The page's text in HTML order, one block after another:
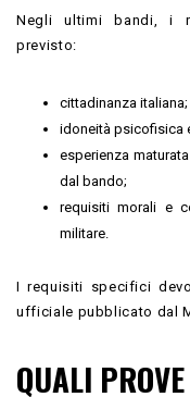
Negli ultimi bandi, i
previsto:
cittadinanza italiana;
idoneità psicofisica
esperienza
dal bando;
requisiti morali e
militare.
I requisiti specifici
ufficiale pubblicato dal
QUALI